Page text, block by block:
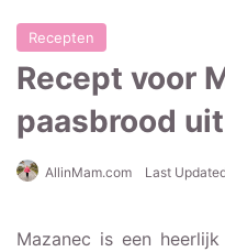
Recepten
Recept voor
paasbrood
AllinMam.com Last
Mazanec is een